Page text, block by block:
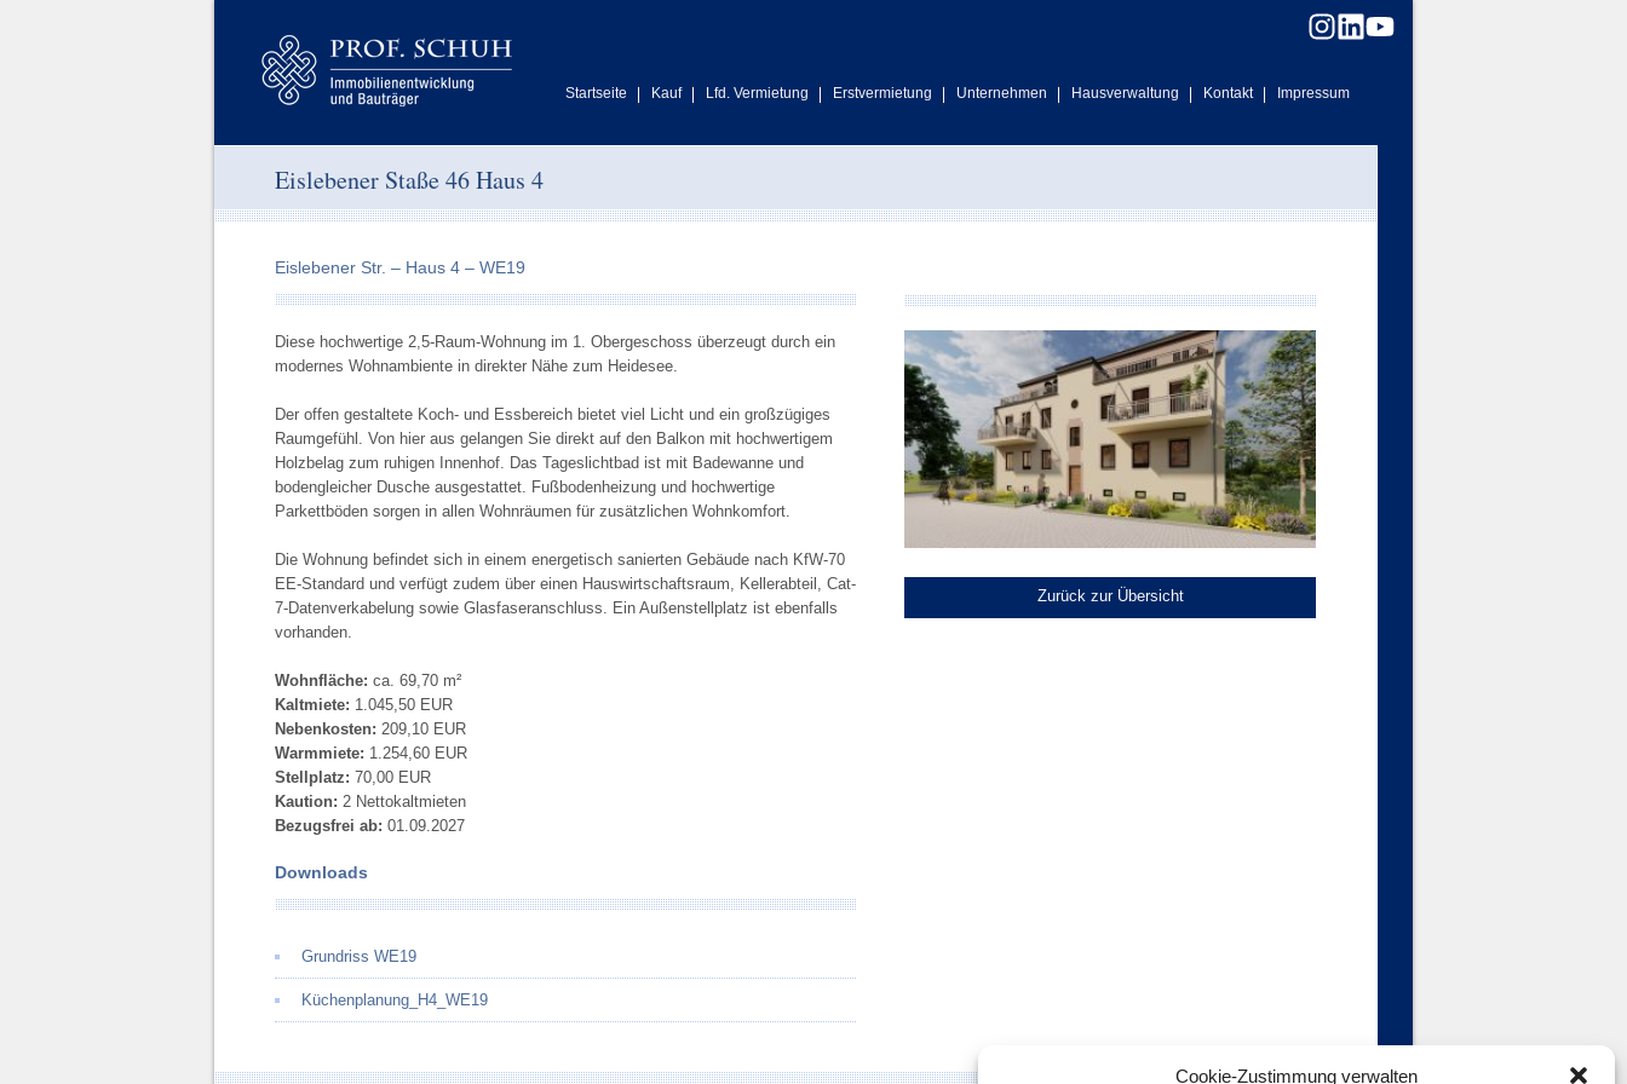
Cookie-Zustimmung verwalten
Startseite Kauf Lfd. Vermietung Erstvermietung Unternehmen Hausverwaltung Kontakt Impressum
Eislebener Staße 46 Haus 4
Eislebener Str. – Haus 4 – WE19
Diese hochwertige 2,5-Raum-Wohnung im 1. Obergeschoss überzeugt durch ein
modernes Wohnambiente in direkter Nähe zum Heidesee.
Der offen gestaltete Koch- und Essbereich bietet viel Licht und ein großzügiges
Raumgefühl. Von hier aus gelangen Sie direkt auf den Balkon mit hochwertigem
Holzbelag zum ruhigen Innenhof. Das Tageslichtbad ist mit Badewanne und
bodengleicher Dusche ausgestattet. Fußbodenheizung und hochwertige
Parkettböden sorgen in allen Wohnräumen für zusätzlichen Wohnkomfort.
Die Wohnung befindet sich in einem energetisch sanierten Gebäude nach KfW-70
EE-Standard und verfügt zudem über einen Hauswirtschaftsraum, Kellerabteil, Cat-
7-Datenverkabelung sowie Glasfaseranschluss. Ein Außenstellplatz ist ebenfalls
vorhanden.
Wohnfläche: ca. 69,70 m²
Kaltmiete: 1.045,50 EUR
Nebenkosten: 209,10 EUR
Warmmiete: 1.254,60 EUR
Stellplatz: 70,00 EUR
Kaution: 2 Nettokaltmieten
Bezugsfrei ab: 01.09.2027
Downloads
Grundriss WE19
Küchenplanung_H4_WE19
Zurück zur Übersicht